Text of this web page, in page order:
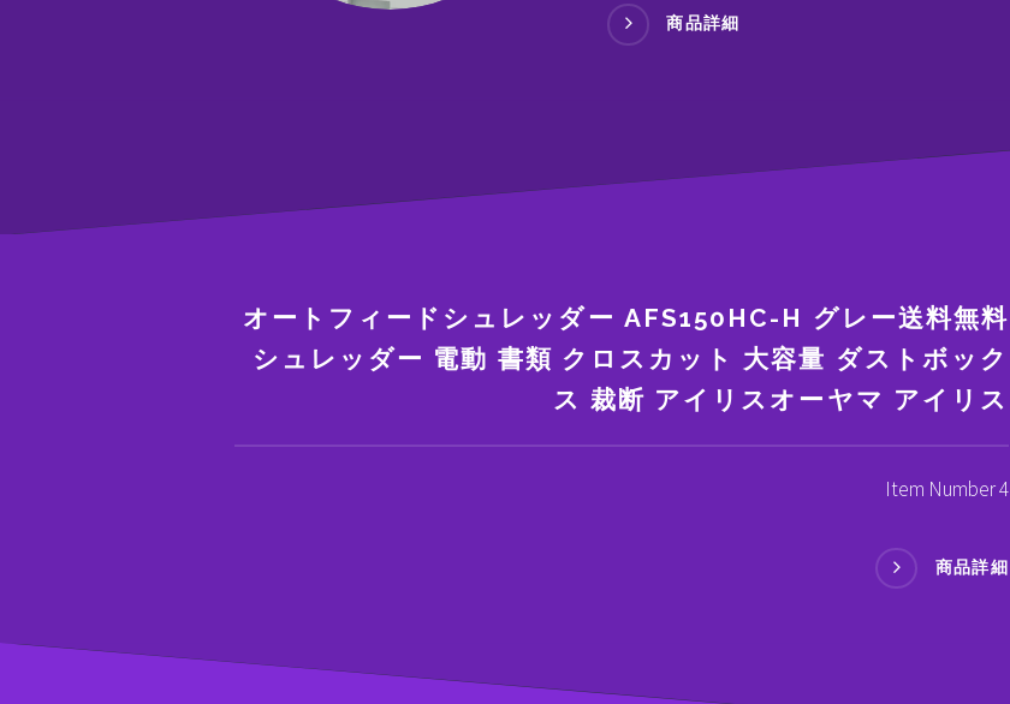
商品詳細
オートフィードシュレッダー AFS150HC-H グレー送料無料
シュレッダー 電動 書類 クロスカット 大容量 ダストボック
ス 裁断 アイリスオーヤマ アイリス
Item Number 4
商品詳細